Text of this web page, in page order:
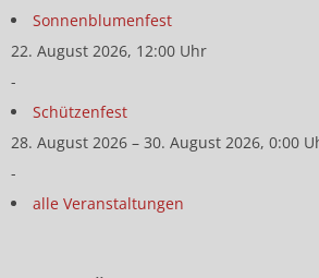
Sonnenblumenfest
22. August 2026, 12:00 Uhr
-
Schützenfest
28. August 2026 – 30. August 2026, 0:00
-
alle Veranstaltungen